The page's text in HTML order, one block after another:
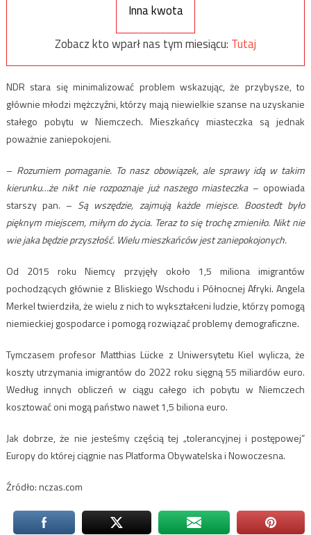
Inna kwota
Zobacz kto wparł nas tym miesiącu: Tutaj
NDR stara się minimalizować problem wskazując, że przybysze, to
głównie młodzi mężczyźni, którzy mają niewielkie szanse na uzyskanie
stałego pobytu w Niemczech. Mieszkańcy miasteczka są jednak
poważnie zaniepokojeni.
– Rozumiem pomaganie. To nasz obowiązek, ale sprawy idą w takim
kierunku…że nikt nie rozpoznaje już naszego miasteczka– opowiada
starszy pan. – Są wszędzie, zajmują każde miejsce. Boostedt było
pięknym miejscem, miłym do życia. Teraz to się trochę zmieniło. Nikt nie
wie jaka będzie przyszłość. Wielu mieszkańców jest zaniepokojonych.
Od 2015 roku Niemcy przyjęły około 1,5 miliona imigrantów
pochodzących głównie z Bliskiego Wschodu i Północnej Afryki. Angela
Merkel twierdziła, że wielu z nich to wykształceni ludzie, którzy pomogą
niemieckiej gospodarce i pomogą rozwiązać problemy demograficzne.
Tymczasem profesor Matthias Lücke z Uniwersytetu Kiel wylicza, że
koszty utrzymania imigrantów do 2022 roku sięgną 55 miliardów euro.
Według innych obliczeń w ciągu całego ich pobytu w Niemczech
kosztować oni mogą państwo nawet 1,5 biliona euro.
Jak dobrze, że nie jesteśmy częścią tej „tolerancyjnej i postępowej”
Europy do której ciągnie nas Platforma Obywatelska i Nowoczesna.
Źródło: nczas.com